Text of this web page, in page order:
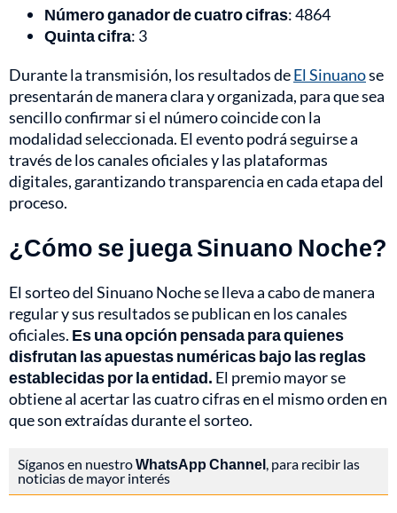
Número ganador de cuatro cifras: 4864
Quinta cifra: 3
Durante la transmisión, los resultados deEl Sinuanose
presentarán de manera clara y organizada, para que sea
sencillo confirmar si el número coincide con la
modalidad seleccionada. El evento podrá seguirse a
través de los canales oficiales y las plataformas
digitales, garantizando transparencia en cada etapa del
proceso.
¿Cómo se juega Sinuano Noche?
El sorteo del Sinuano Noche se lleva a cabo de manera
regular y sus resultados se publican en los canales
oficiales. Es una opción pensada para quienes
disfrutan las apuestas numéricas bajo las reglas
establecidas por la entidad. El premio mayor se
obtiene al acertar las cuatro cifras en el mismo orden en
que son extraídas durante el sorteo.
Síganos en nuestroWhatsApp Channel, para recibir las
noticias de mayor interés